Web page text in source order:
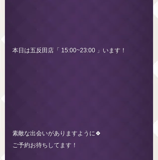
本日は五反田店「 15:00~23:00 」います！
素敵な出会いがありますように🍀
ご予約お待ちしてます！